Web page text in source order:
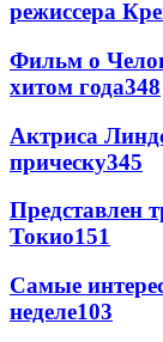
режиссера
Фильм о
хитом года348
Актриса
прическу345
Представлен
Токио151
Самые
неделе103